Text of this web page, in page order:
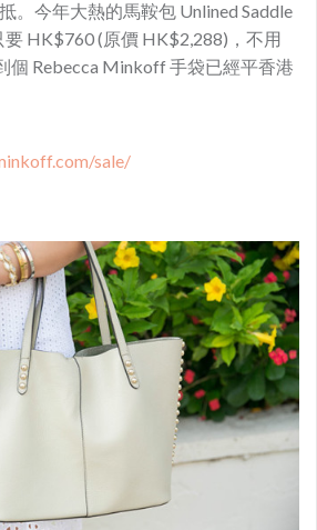
。今年大熱的馬鞍包 Unlined Saddle
要 HK$760 (原價 HK$2,288)，不用
個 Rebecca Minkoff 手袋已經平香港
sale/